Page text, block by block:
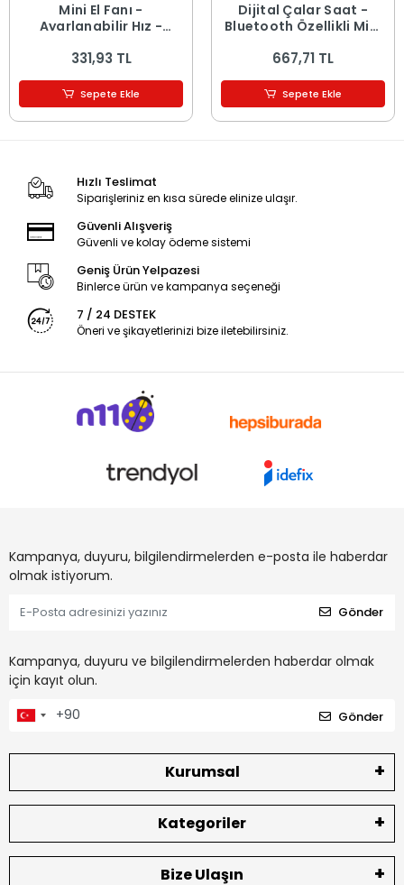
Mini El Fanı -
Ayarlanabilir Hız -
Karışık Renk
331,93 TL
Sepete Ekle
Dijital Çalar Saat -
Bluetooth Özellikli Mini
Işıklı
667,71 TL
Sepete Ekle
Hızlı Teslimat
Siparişleriniz en kısa sürede elinize ulaşır.
Güvenli Alışveriş
Güvenli ve kolay ödeme sistemi
Geniş Ürün Yelpazesi
Binlerce ürün ve kampanya seçeneği
7 / 24 DESTEK
Öneri ve şikayetlerinizi bize iletebilirsiniz.
Kampanya, duyuru, bilgilendirmelerden e-posta ile haberdar
olmak istiyorum.
Gönder
Kampanya, duyuru ve bilgilendirmelerden haberdar olmak
için kayıt olun.
Gönder
Kurumsal
Kategoriler
Bize Ulaşın